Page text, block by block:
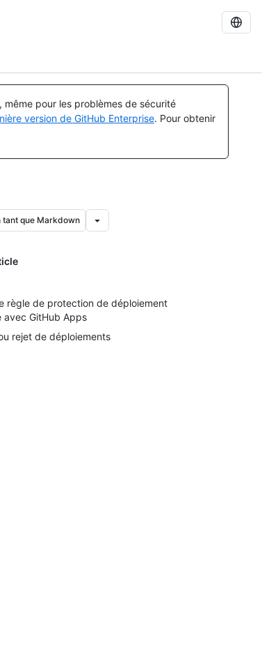
pour les problèmes de sécurité
version de GitHub Enterprise. Pour obtenir
tant que Markdown
règle de protection de déploiement
avec GitHub Apps
rejet de déploiements